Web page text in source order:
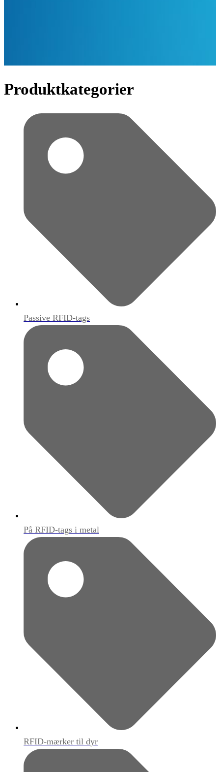
Produktkategorier
Passive RFID-tags
På RFID-tags i metal
RFID-mærker til dyr